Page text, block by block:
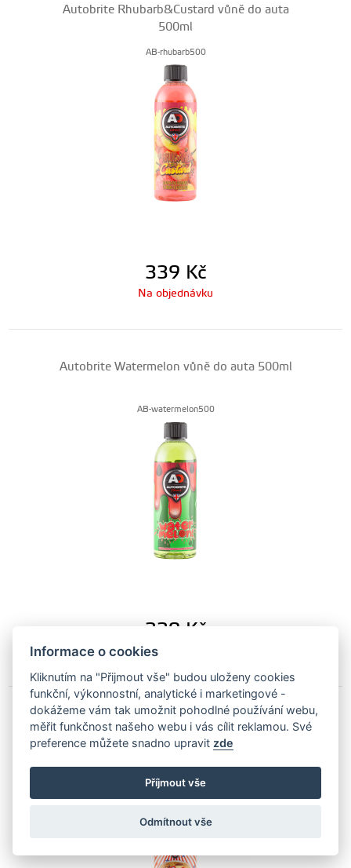
Informace o cookies
Kliknutím na "Přijmout vše" budou uloženy cookies
funkční, výkonnostní, analytické i marketingové -
dokážeme vám tak umožnit pohodlné používání webu,
měřit funkčnost našeho webu i vás cílit reklamou. Své
preference můžete snadno upravit zde
Příjmout vše
Odmítnout vše
Autobrite Rhubarb&Custard vůně do auta
500ml
AB-rhubarb500
339 Kč
Na objednávku
Autobrite Watermelon vůně do auta 500ml
AB-watermelon500
339 Kč
Na objednávku
Autobrite Apple Pie vůně do auta 500ml
AB-applepie500